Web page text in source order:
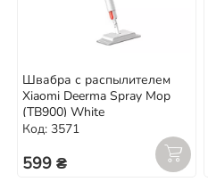
Швабра с распылителем
Xiaomi Deerma Spray Mop
(TB900) White
Код: 3571
599 ₴